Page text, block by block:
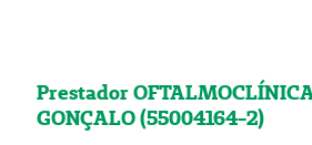
Prestador
GONÇALO (55004164-2)